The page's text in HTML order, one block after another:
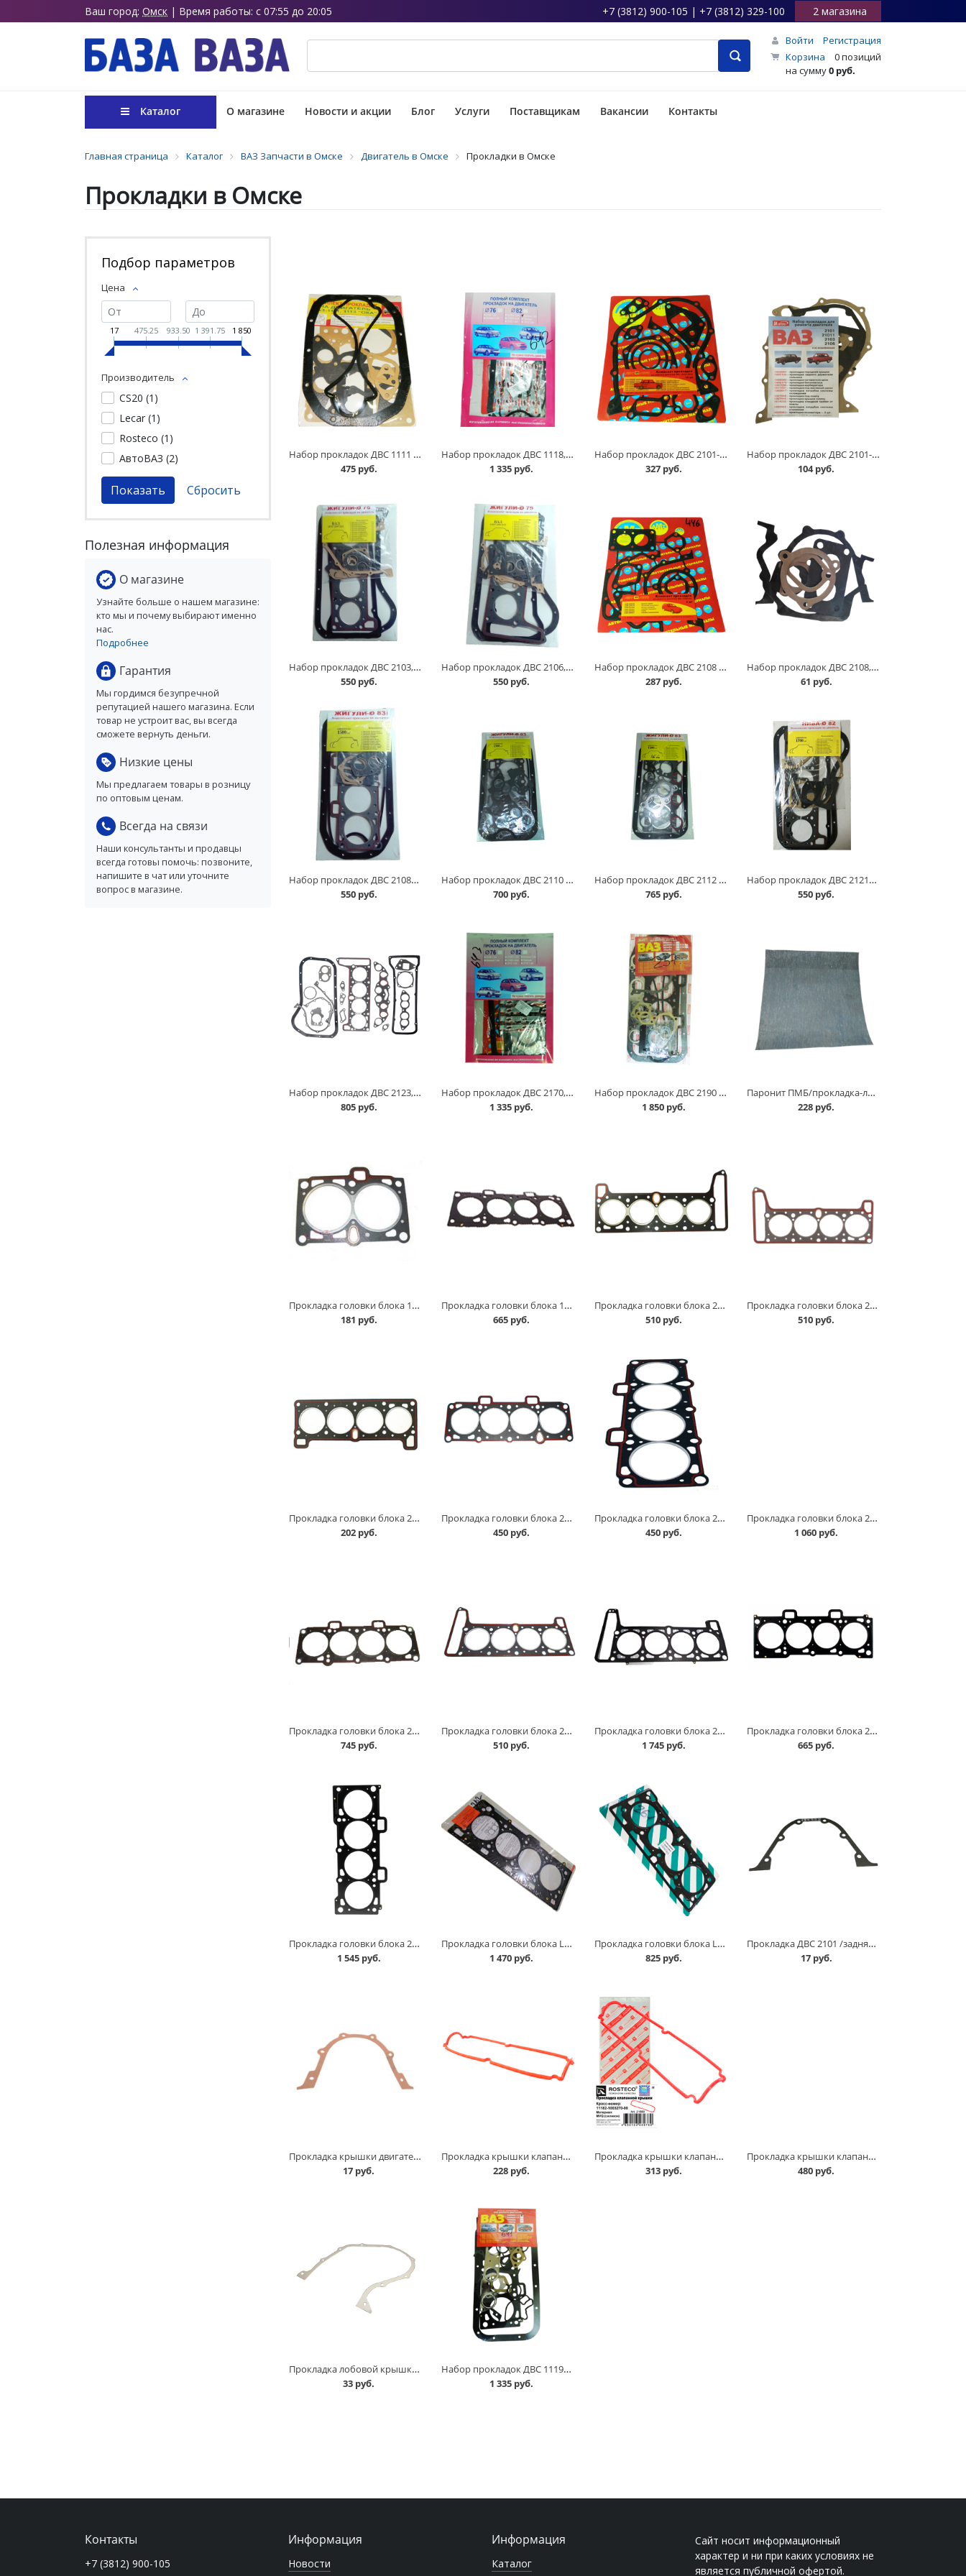
Ваш город: Омск | Время работы: с 07:55 до 20:05 +7 (3812) 900-105 | +7 (3812) 329-100 2 магазина
Войти
Регистрация
Корзина
0 позиций
на сумму0 руб.
Каталог О магазине Новости и акции Блог Услуги Поставщикам Вакансии Контакты
Главная страница Каталог ВАЗ Запчасти в Омске Двигатель в Омске Прокладки в Омске
Прокладки в Омске
Подбор параметров
Цена
17 475.25 933.50 1 391.75 1 850
Производитель
CS20 (1 )
Lecar (1 )
Rosteco (1 )
АвтоВАЗ (2)
Полезная информация
О магазине
Узнайте больше о нашем магазине:
кто мы и почему выбирают именно
нас.
Подробнее
Гарантия
Мы гордимся безупречной
репутацией нашего магазина. Если
товар не устроит вас, вы всегда
сможете вернуть деньги.
Низкие цены
Мы предлагаем товары в розницу
по оптовым ценам.
Всегда на связи
Наши консультанты и продавцы
всегда готовы помочь: позвоните,
напишите в чат или уточните
вопрос в магазине.
Набор прокладок ДВС 1111 /полный/ в Омске
475 руб.
Набор прокладок ДВС 1118, 1,6 8 клапанов, полный комплект в Омске
1 335 руб.
Набор прокладок ДВС 2101-07 /паронит/ комплект в Омске
327 руб.
Набор прокладок ДВС 2101-07, комплект в Омске
104 руб.
Набор прокладок ДВС 2103, 76,0 полный комплект в Омске
550 руб.
Набор прокладок ДВС 2106, 79,0, полный комплект в Омске
550 руб.
Набор прокладок ДВС 2108 /паронит/ комплект в Омске
287 руб.
Набор прокладок ДВС 2108, комплект в Омске
61 руб.
Набор прокладок ДВС 21083,полный комплект в Омске
550 руб.
Набор прокладок ДВС 2110 /8 клапанов/, полный комплект в Омске
700 руб.
Набор прокладок ДВС 2112 /16 клапанов/, полный комплект в Омске
765 руб.
Набор прокладок ДВС 21213, 82,0 полный комплект в Омске
550 руб.
Набор прокладок ДВС 2123, полный к-т в Омске
805 руб.
Набор прокладок ДВС 2170, 1,6 16 клапанов, полный комплект в Омске
1 335 руб.
Набор прокладок ДВС 2190 8 кл, полный комплект в Омске
1 850 руб.
Паронит ПМБ/прокладка-лист/ 0,8 мм 500*500 мм в Омске
228 руб.
Прокладка головки блока 11113 ( 82,0) в Омске
181 руб.
Прокладка головки блока 11194 /1,4/ в Омске
665 руб.
Прокладка головки блока 2101 с герметиком /76,0/ в Омске
510 руб.
Прокладка головки блока 21011, с герметиком, (79,0) в Омске
510 руб.
Прокладка головки блока 2105 в Омске
202 руб.
Прокладка головки блока 2108, с герметиком в Омске
450 руб.
Прокладка головки блока 21083 с герметиком в Омске
450 руб.
Прокладка головки блока 21083 с герметиком, АвтоВАЗ в Омске
1 060 руб.
Прокладка головки блока 2112 /16 клап/ в Омске
745 руб.
Прокладка головки блока 21213, с герметиком в Омске
510 руб.
Прокладка головки блока 21214 с 2016 г. в Омске
1 745 руб.
Прокладка головки блока 2170, 11182 дв в Омске
665 руб.
Прокладка головки блока 2170, 11182 дв Lecar в Омске
1 545 руб.
Прокладка головки блока Largus 16 кл в Омске
1 470 руб.
Прокладка головки блока Largus 8 кл в Омске
825 руб.
Прокладка ДВС 2101 /задняя/ в Омске
17 руб.
Прокладка крышки двигателя задней 2108 в Омске
17 руб.
Прокладка крышки клапанов 11182 /красный силикон/ Drive, CS-20 в Омске
228 руб.
Прокладка крышки клапанов 11182 /красный силикон/, Rosteco в Омске
313 руб.
Прокладка крышки клапанов 11182 АвтоВАЗ в Омске
480 руб.
Прокладка лобовой крышки 2101 в Омске
33 руб.
Набор прокладок ДВС 11194, 1,4 16 клапанов, полный комплект в Омске
1 335 руб.
Информация
Новости
Информация
Каталог
Сайт носит информационный
характер и ни при каких условиях не
является публичной офертой.
Контакты
+7 (3812) 900-105